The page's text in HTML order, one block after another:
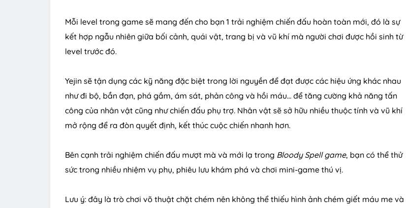
Mỗi level trong game sẽ mang đến cho bạn 1 trải nghiệm chiến đấu hoàn toàn mới, đó là sự
kết hợp ngẫu nhiên giữa bối cảnh, quái vật, trang bị và vũ khí mà người chơi được hồi sinh từ
level trước đó.
Yejin sẽ tận dụng các kỹ năng đặc biệt trong lời nguyền để đạt được các hiệu ứng khác nhau
như đi bộ, bắn đạn, phá gầm, ám sát, phản công và hồi máu… để tăng cường khả năng tấn
công của nhân vật cũng như chiến đấu phụ trợ. Nhân vật sẽ sở hữu nhiều thuộc tính và vũ khí
mở rộng để ra đòn quyết định, kết thúc cuộc chiến nhanh hơn.
Bên cạnh trải nghiệm chiến đấu mượt mà và mới lạ trong Bloody Spell game, bạn có thể thử
sức trong nhiều nhiệm vụ phụ, phiêu lưu khám phá và chơi mini-game thú vị.
Lưu ý: đây là trò chơi võ thuật chặt chém nên không thể thiếu hình ảnh chém giết máu me và